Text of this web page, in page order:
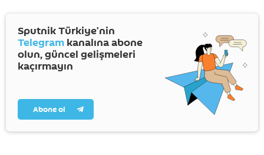
Sputnik Türkiye’nin
Telegram kanalına abone
olun, güncel gelişmeleri
kaçırmayın
Abone ol